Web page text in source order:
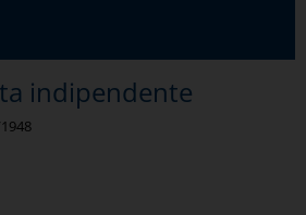
indipendente